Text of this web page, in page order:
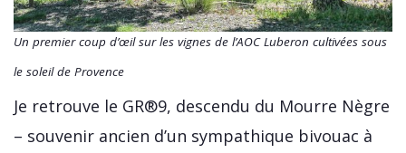
Un premier coup d’œil sur les vignes de l’AOC Luberon cultivées sous
le soleil de Provence
Je retrouve le GR®9, descendu du Mourre Nègre
– souvenir ancien d’un sympathique bivouac à